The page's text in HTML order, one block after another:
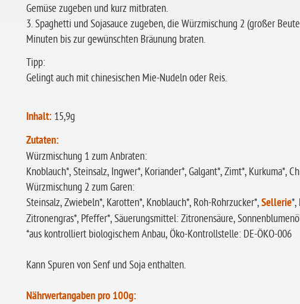
Gemüse zugeben und kurz mitbraten.
3. Spaghetti und Sojasauce zugeben, die Würzmischung 2 (großer
Minuten bis zur gewünschten Bräunung braten.
Tipp:
Gelingt auch mit chinesischen Mie-Nudeln oder Reis.
Inhalt: 15,9g
Zutaten:
Würzmischung 1 zum Anbraten:
Knoblauch*, Steinsalz, Ingwer*, Koriander*, Galgant*, Zimt*, Kurkuma*,
Würzmischung 2 zum Garen:
Steinsalz, Zwiebeln*, Karotten*, Knoblauch*, Roh-Rohrzucker*,Sellerie*,
Zitronengras*, Pfeffer*, Säuerungsmittel: Zitronensäure,
*aus kontrolliert biologischem Anbau, Öko-Kontrollstelle: DE-ÖKO-006
Kann Spuren von Senf und Soja enthalten.
Nährwertangaben pro 100g: